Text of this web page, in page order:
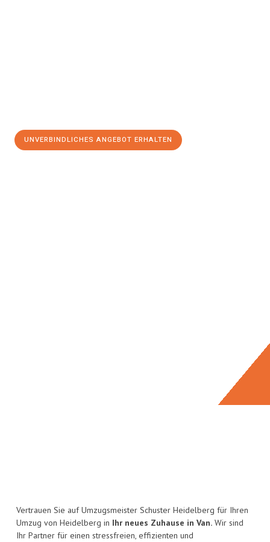
UNVERBINDLICHES ANGEBOT ERHALTEN
Vertrauen Sie auf Umzugsmeister Schuster Heidelberg für Ihren
Umzug von Heidelberg in Ihr neues Zuhause in Van. Wir sind
Ihr Partner für einen stressfreien, effizienten und